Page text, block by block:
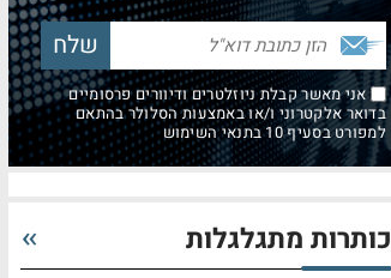
אני מאשר קבלת ניוזלטרים ודיוורים פרסומיים
בדואר אלקטרוני ו/או באמצעות הסלולר בהתאם
למפורט בסעיף 10 בתנאי השימוש
כותרות מתגלגלות